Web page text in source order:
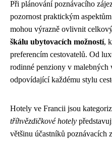
Při plánování poznávacího
pozornost praktickým
mohou výrazně ovlivnit
škálu ubytovacích možností,
preferencím cestovatelů. Od
rodinné penziony v malebných
odpovídající každému stylu
Hotely ve Francii jsou
tříhvězdičkové hotely
většinu účastníků poznávacích